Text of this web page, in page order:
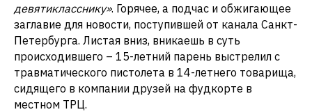
девятикласснику». Горячее, а подчас и обжигающее
заглавие для новости, поступившей от канала Санкт-
Петербурга. Листая вниз, вникаешь в суть
происходившего – 15-летний парень выстрелил с
травматического пистолета в 14-летнего товарища,
сидящего в компании друзей на фудкорте в
местном ТРЦ.